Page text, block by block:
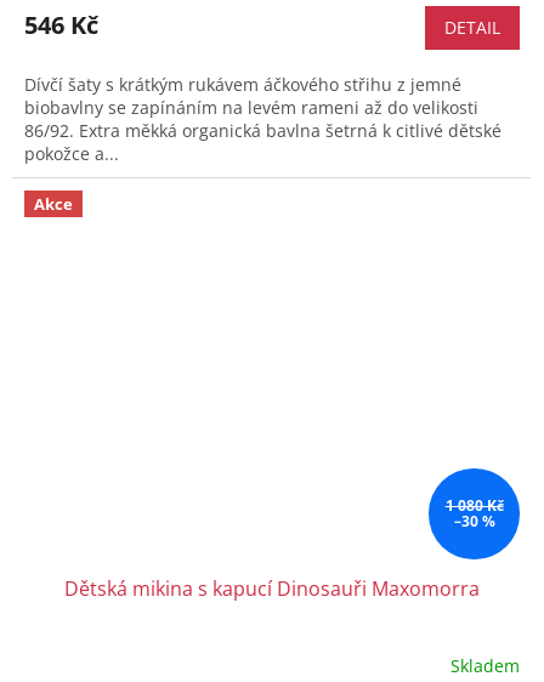
546 Kč DETAIL
Dívčí šaty s krátkým rukávem áčkového střihu z jemné
biobavlny se zapínáním na levém rameni až do velikosti
86/92. Extra měkká organická bavlna šetrná k citlivé dětské
pokožce a...
Akce
1 080 Kč
–30 %
Dětská mikina s kapucí Dinosauři Maxomorra
Skladem